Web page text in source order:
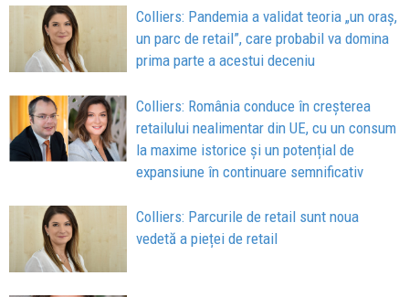
Colliers: Pandemia a validat teoria „un oraș,
un parc de retail”, care probabil va domina
prima parte a acestui deceniu
Colliers: România conduce în creșterea
retailului nealimentar din UE, cu un consum
la maxime istorice și un potențial de
expansiune în continuare semnificativ
Colliers: Parcurile de retail sunt noua
vedetă a pieței de retail